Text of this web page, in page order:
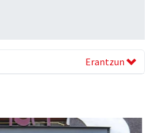
Erantzun